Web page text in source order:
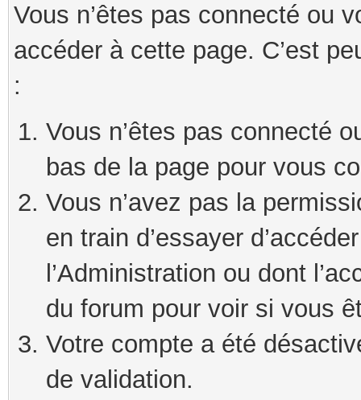
Vous n’êtes pas connecté ou
accéder à cette page. C’est
:
Vous n’êtes pas connecté
bas de la page pour vous
Vous n’avez pas la
en train d’essayer
l’Administration ou dont
du forum pour voir si vous
Votre compte a été
de validation.